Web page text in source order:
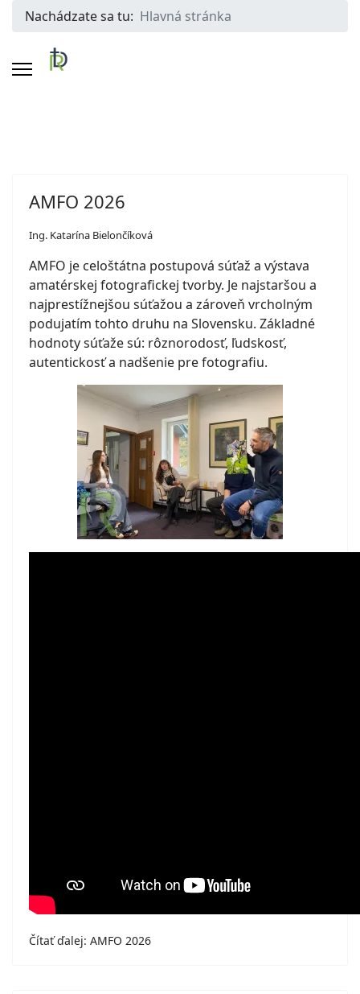
Nachádzate sa tu: Hlavná stránka
AMFO 2026
Ing. Katarína Bielončíková
AMFO je celoštátna postupová súťaž a výstava
amatérskej fotografickej tvorby. Je najstaršou a
najprestížnejšou súťažou a zároveň vrcholným
podujatím tohto druhu na Slovensku. Základné
hodnoty súťaže sú: rôznorodosť, ľudskosť,
autentickosť a nadšenie pre fotografiu.
Čítať ďalej: AMFO 2026